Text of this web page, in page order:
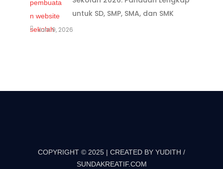
untuk SD, SMP, SMA, dan SMK
Juni 9, 2026
COPYRIGHT © 2025 | CREATED BY YUDITH /
SUNDAKREATIF.COM